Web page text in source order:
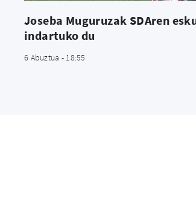
Joseba Muguruzak SDAren
indartuko du
6 Abuztua - 18:55